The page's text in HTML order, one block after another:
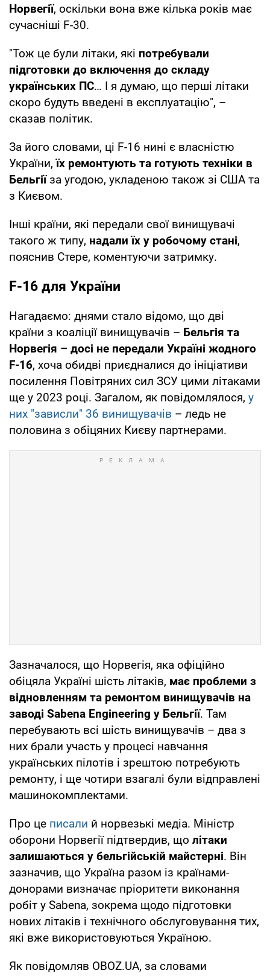
Норвегії, оскільки вона вже кілька років має
сучасніші F-30.
"Тож це були літаки, які потребували
підготовки до включення до складу
українських ПС… І я думаю, що перші літаки
скоро будуть введені в експлуатацію", –
сказав політик.
За його словами, ці F-16 нині є власністю
України, їх ремонтують та готують техніки в
Бельгіїза угодою, укладеною також зі США та
з Києвом.
Інші країни, які передали свої винищувачі
такого ж типу, надали їх у робочому стані,
пояснив Стере, коментуючи затримку.
F-16 для України
Нагадаємо: днями стало відомо, що дві
країни з коаліції винищувачів – Бельгія та
Норвегія – досі не передали Україні жодного
F-16, хоча обидві приєдналися до ініціативи
посилення Повітряних сил ЗСУ цими літаками
ще у 2023 році. Загалом, як повідомлялося, у
них "зависли" 36 винищувачів – ледь не
половина з обіцяних Києву партнерами.
Зазначалося, що Норвегія, яка офіційно
обіцяла Україні шість літаків, має проблеми з
відновленням та ремонтом винищувачів на
заводі Sabena Engineering у Бельгії. Там
перебувають всі шість винищувачів – два з
них брали участь у процесі навчання
українських пілотів і зрештою потребують
ремонту, і ще чотири взагалі були відправлені
машинокомплектами.
Про це писали й норвезькі медіа. Міністр
оборони Норвегії підтвердив, що літаки
залишаються у бельгійській майстерні. Він
зазначив, що Україна разом із країнами-
донорами визначає пріоритети виконання
робіт у Sabena, зокрема щодо підготовки
нових літаків і технічного обслуговування тих,
які вже використовуються Україною.
Як повідомляв OBOZ.UA, за словами